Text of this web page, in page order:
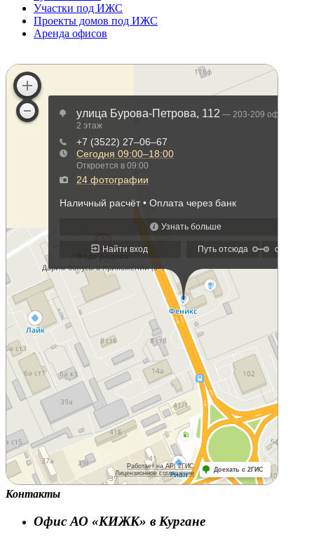
Участки под ИЖС
Проекты домов под ИЖС
Аренда офисов
Контакты
Офис АО «КИЖК» в Кургане